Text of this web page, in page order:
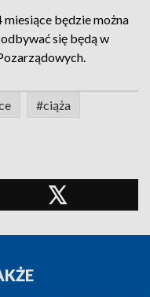
będzie można
się będą w
#ciąża